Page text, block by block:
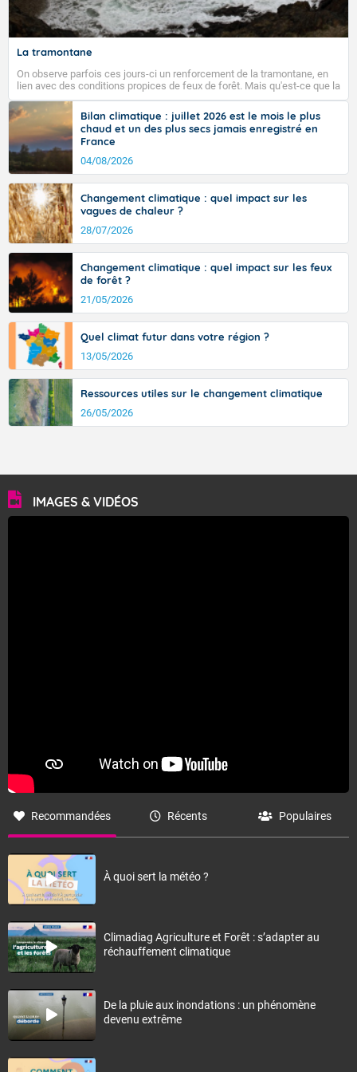
Fermer
La tramontane
On observe parfois ces jours-ci un renforcement de la tramontane, en
lien avec des conditions propices de feux de forêt. Mais qu'est-ce que la
tramontane ? Quelles sont ses caractéristiques ? La tramontane est un
vent turbulent soufflant de secteur nord-ouest à nord, ou ouest à nord-
ouest, dans un secteur qui part du Roussillon à la vallée de l’Aude et à
l’ouest de l’Hérault. L’étymologie de ce vent vient du latin trasmontanus,
signifiant au-delà des monts, en allusion aux régions montagneuses
d’où provient ce vent.
Bilan climatique : juillet 2026 est le mois le plus
chaud et un des plus secs jamais enregistré en
France
04/08/2026
Changement climatique : quel impact sur les
vagues de chaleur ?
28/07/2026
Changement climatique : quel impact sur les feux
de forêt ?
21/05/2026
Quel climat futur dans votre région ?
13/05/2026
Ressources utiles sur le changement climatique
26/05/2026
IMAGES & VIDÉOS
Recommandées Récents Populaires
À quoi sert la météo ?
Climadiag Agriculture et Forêt : s’adapter au
réchauffement climatique
De la pluie aux inondations : un phénomène
devenu extrême